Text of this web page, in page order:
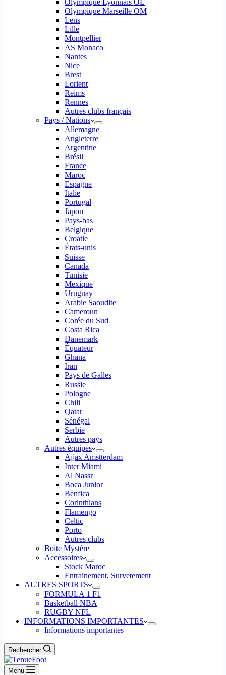
Olympique Lyonnais OL
Olympique Marseille OM
Lens
Lille
Montpellier
AS Monaco
Nantes
Nice
Brest
Lorient
Reims
Rennes
Autres clubs français
Pays / Nations
Allemagne
Angleterre
Argentine
Brésil
France
Maroc
Espagne
Italie
Portugal
Japon
Pays-bas
Belgique
Croatie
États-unis
Suisse
Canada
Tunisie
Mexique
Uruguay
Arabie Saoudite
Cameroun
Corée du Sud
Costa Rica
Danemark
Équateur
Ghana
Iran
Pays de Galles
Russie
Pologne
Chili
Qatar
Sénégal
Serbie
Autres pays
Autres équipes
Ajjax Amstterdam
Inter Miami
Al Nassr
Boca Junior
Benfica
Corinthians
Flamengo
Celtic
Porto
Autres clubs
Boite Mystère
Accessoires
Stock Maroc
Entrainement, Survetement
AUTRES SPORTS
FORMULA 1 F1
Basketball NBA
RUGBY NFL
INFORMATIONS IMPORTANTES
Informations importantes
Rechercher
Menu